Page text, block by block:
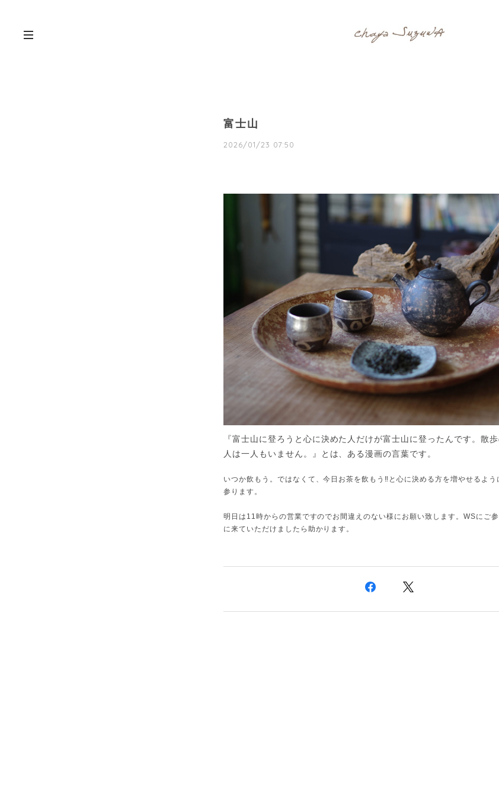
富士山
2026/01/23 07:50
『富士山に登ろうと心に決めた人だけが富士山に登ったんです。散
人は一人もいません。』 とは、ある漫画の言葉です。
いつか飲もう。ではなくて、今日お茶を飲もう‼︎と心に決める方を増やせるよう
参ります。
明日は11時からの営業ですのでお間違えのない様にお願い致します。WSにご
に来ていただけましたら助かります。